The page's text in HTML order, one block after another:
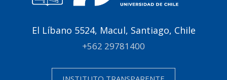
El Líbano 5524, Macul, Santiago, Chile
+562 29781400